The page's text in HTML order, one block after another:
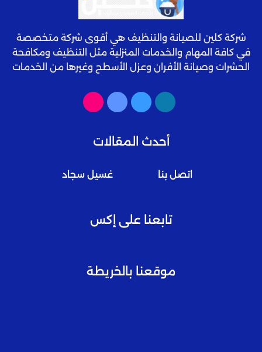
شركة كلين للصيانة والتنظيف هي أقوى شركة متخصصة
في كافة المهام والخدمات المنزلية مثل التنظيف ومكافحة
الحشرات وصيانة الأفران وعزل الأسطح وغيرها من الخدمات
أحدث المقالات
اتصل بنا غسيل سجاد
تابعنا على إكس
موقعنا بالخريطة